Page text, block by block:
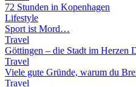
72 Stunden in Kopenhagen
Lifestyle
Sport ist Mord…
Travel
Göttingen – die Stadt im Herzen
Travel
Viele gute Gründe, warum du
Travel